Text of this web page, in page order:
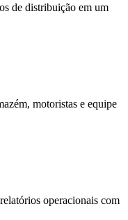
de distribuição em um
motoristas e equipe
operacionais com